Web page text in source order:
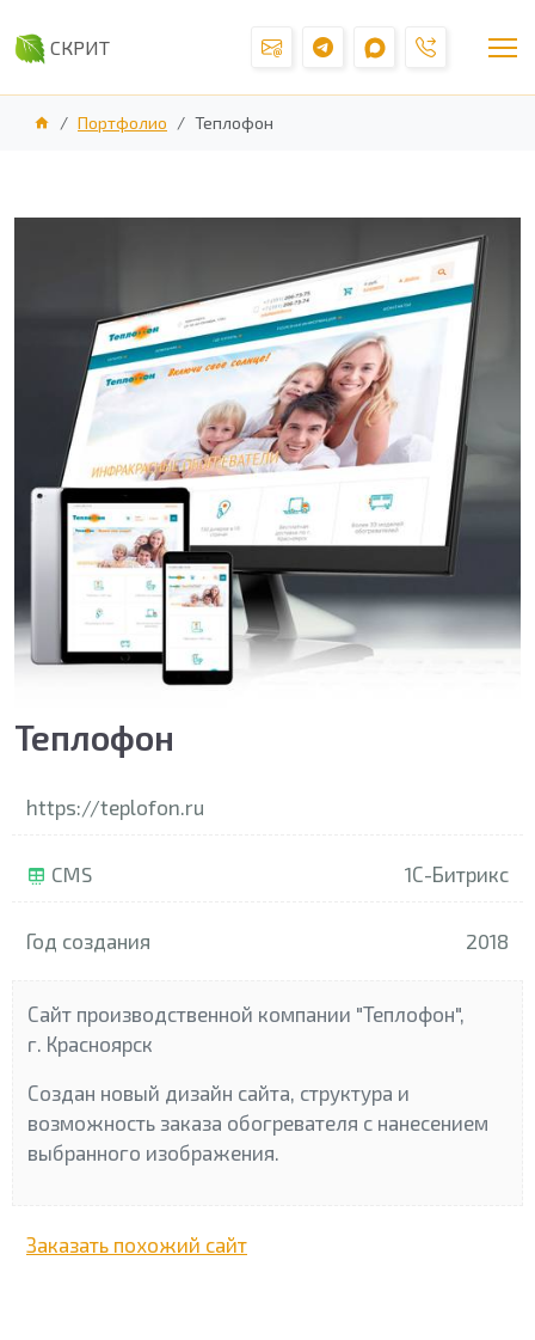
СКРИТ
Портфолио Теплофон
Теплофон
https://teplofon.ru
CMS 1С-Битрикс
Год создания 2018
Сайт производственной компании "Теплофон",
г. Красноярск
Создан новый дизайн сайта, структура и
возможность заказа обогревателя с нанесением
выбранного изображения.
Заказать похожий сайт